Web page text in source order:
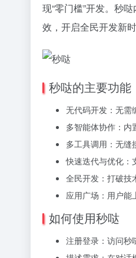
现“零门槛”开发。秒
效，开启全民开发新
秒哒的主要功能
无代码开发：无需
多智能体协作：内
多工具调用：无缝
快速迭代与优化：
全民开发：打破技
应用广场：用户能
如何使用秒哒
注册登录：访问秒